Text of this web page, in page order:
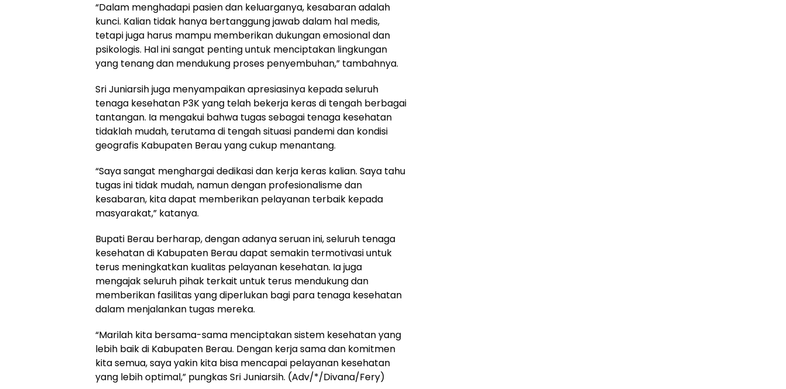
“Dalam menghadapi pasien dan keluarganya, kesabaran adalah
kunci. Kalian tidak hanya bertanggung jawab dalam hal medis,
tetapi juga harus mampu memberikan dukungan emosional dan
psikologis. Hal ini sangat penting untuk menciptakan lingkungan
yang tenang dan mendukung proses penyembuhan,” tambahnya.
Sri Juniarsih juga menyampaikan apresiasinya kepada seluruh
tenaga kesehatan P3K yang telah bekerja keras di tengah berbagai
tantangan. Ia mengakui bahwa tugas sebagai tenaga kesehatan
tidaklah mudah, terutama di tengah situasi pandemi dan kondisi
geografis Kabupaten Berau yang cukup menantang.
“Saya sangat menghargai dedikasi dan kerja keras kalian. Saya tahu
tugas ini tidak mudah, namun dengan profesionalisme dan
kesabaran, kita dapat memberikan pelayanan terbaik kepada
masyarakat,” katanya.
Bupati Berau berharap, dengan adanya seruan ini, seluruh tenaga
kesehatan di Kabupaten Berau dapat semakin termotivasi untuk
terus meningkatkan kualitas pelayanan kesehatan. Ia juga
mengajak seluruh pihak terkait untuk terus mendukung dan
memberikan fasilitas yang diperlukan bagi para tenaga kesehatan
dalam menjalankan tugas mereka.
“Marilah kita bersama-sama menciptakan sistem kesehatan yang
lebih baik di Kabupaten Berau. Dengan kerja sama dan komitmen
kita semua, saya yakin kita bisa mencapai pelayanan kesehatan
yang lebih optimal,” pungkas Sri Juniarsih. (Adv/*/Divana/Fery)